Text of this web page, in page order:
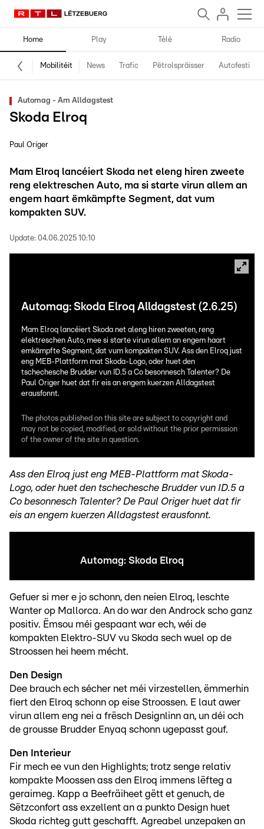
Home Play Télé Radio
Mobilitéit News Trafic Pëtrolspräisser Autofestival
Automag - Am Alldagstest
Skoda Elroq
Paul Origer
Mam Elroq lancéiert Skoda net eleng hiren zweete
reng elektreschen Auto, ma si starte virun allem an
engem haart ëmkämpfte Segment, dat vum
kompakten SUV.
Update: 04.06.2025 10:10
Automag: Skoda Elroq Alldagstest (2.6.25)
Mam Elroq lancéiert Skoda net aleng hiren zweeten, reng
elektreschen Auto, mee si starte virun allem an engem haart
emkämpfte Segment, dat vum kompakten SUV. Ass den Elroq just
eng MEB-Plattform mat Skoda-Logo, oder huet den
tschechesche Brudder vun ID.5 a Co besonnesch Talenter? De
Paul Origer huet dat fir eis an engem kuerzen Alldagstest
erausfonnt.
The photos published on this site are subject to copyright and
may not be copied, modified, or sold without the prior permission
of the owner of the site in question.
Ass den Elroq just eng MEB-Plattform mat Skoda-
Logo, oder huet den tschechesche Brudder vun ID.5 a
Co besonnesch Talenter? De Paul Origer huet dat fir
eis an engem kuerzen Alldagstest erausfonnt.
Automag: Skoda Elroq
Gefuer si mer e jo schonn, den neien Elroq, leschte
Wanter op Mallorca. An do war den Androck scho ganz
positiv. Ëmsou méi gespaant war ech, wéi de
kompakten Elektro-SUV vu Skoda sech wuel op de
Stroossen hei heem mécht.
Den Design
Dee brauch ech sécher net méi virzestellen, ëmmerhin
fiert den Elroq schonn op eise Stroossen. E laut awer
virun allem eng nei a frësch Designlinn an, un déi och
de grousse Brudder Enyaq schonn ugepasst gouf.
Den Interieur
Fir mech ee vun den Highlights; trotz senge relativ
kompakte Moossen ass den Elroq immens lëfteg a
geraimeg. Kapp a Beefräiheet gëtt et genuch, de
Sëtzconfort ass exzellent an a punkto Design huet
Skoda richteg gutt geschafft. Agreabel unzepaken an